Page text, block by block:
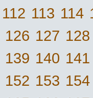
112 113 114
126 127 128
139 140 141
152 153 154